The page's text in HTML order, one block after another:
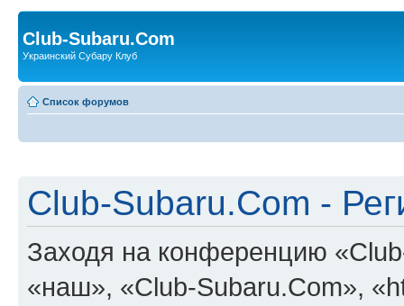
Club-Subaru.Com
Украинский Субару Клуб
Список форумов
Club-Subaru.Com -
Заходя на конференцию
«наш», «Club-Subaru.Com»,